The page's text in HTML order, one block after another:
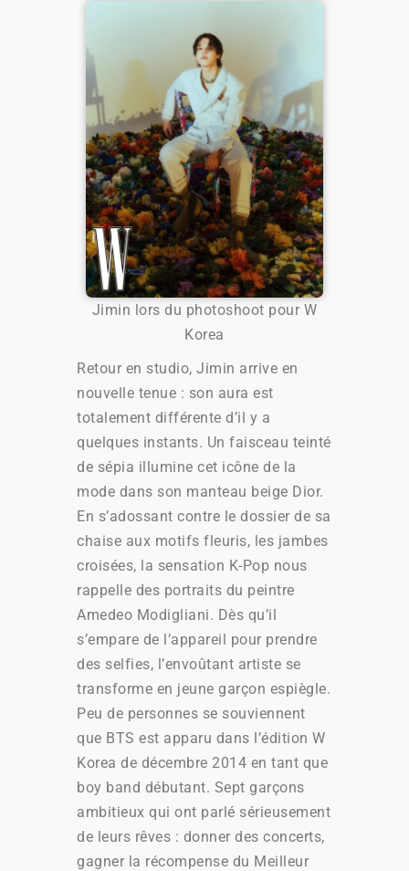
Jimin lors du photoshoot pour W
Korea
Retour en studio, Jimin arrive en
nouvelle tenue : son aura est
totalement différente d’il y a
quelques instants. Un faisceau teinté
de sépia illumine cet icône de la
mode dans son manteau beige Dior.
En s’adossant contre le dossier de sa
chaise aux motifs fleuris, les jambes
croisées, la sensation K-Pop nous
rappelle des portraits du peintre
Amedeo Modigliani. Dès qu’il
s’empare de l’appareil pour prendre
des selfies, l’envoûtant artiste se
transforme en jeune garçon espiègle.
Peu de personnes se souviennent
que BTS est apparu dans l’édition W
Korea de décembre 2014 en tant que
boy band débutant. Sept garçons
ambitieux qui ont parlé sérieusement
de leurs rêves : donner des concerts,
gagner la récompense du Meilleur